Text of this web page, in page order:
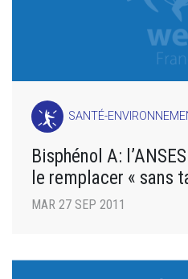
SANTÉ-
Bisphénol A:
le remplacer « sans
MAR 27 SEP 2011